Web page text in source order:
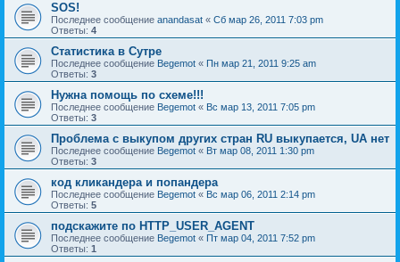
SOS!
Последнее сообщение anandasat « Сб мар 26, 2011 7:03 pm
Ответы: 4
Статистика в Сутре
Последнее сообщение Begemot « Пн мар 21, 2011 9:25 am
Ответы: 3
Нужна помощь по схеме!!!
Последнее сообщение Begemot « Вс мар 13, 2011 7:05 pm
Ответы: 3
Проблема с выкупом других стран RU выкупается, UA нет
Последнее сообщение Begemot « Вт мар 08, 2011 1:30 pm
Ответы: 3
код кликандера и попандера
Последнее сообщение Begemot « Вс мар 06, 2011 2:14 pm
Ответы: 5
подскажите по HTTP_USER_AGENT
Последнее сообщение Begemot « Пт мар 04, 2011 7:52 pm
Ответы: 1